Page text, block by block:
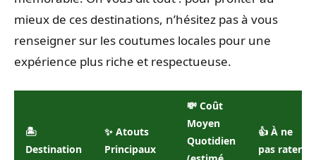
mieux de ces destinations, n’hésitez pas à vous
renseigner sur les coutumes locales pour une
expérience plus riche et respectueuse.
🏝️
Destination
✨ Atouts
Principaux
💸 Coût
Moyen
Quotidien
👍 À ne
pas rater